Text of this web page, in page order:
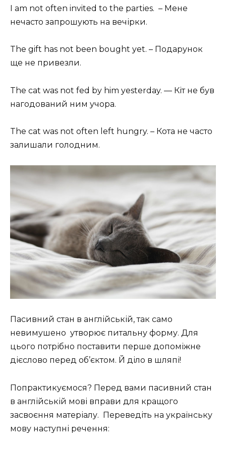
I am not often invited to the parties. – Мене
нечасто запрошують на вечірки.
The gift has not been bought yet. – Подарунок
ще не привезли.
The cat was not fed by him yesterday. — Кіт не був
нагодований ним учора.
The cat was not often left hungry. – Кота не часто
залишали голодним.
Пасивний стан в англійській, так само
невимушено утворює питальну форму. Для
цього потрібно поставити перше допоміжне
дієслово перед об’єктом. Й діло в шляпі!
Попрактикуємося? Перед вами пасивний стан
в англійській мові вправи для кращого
засвоєння матеріалу. Переведіть на українську
мову наступні речення: